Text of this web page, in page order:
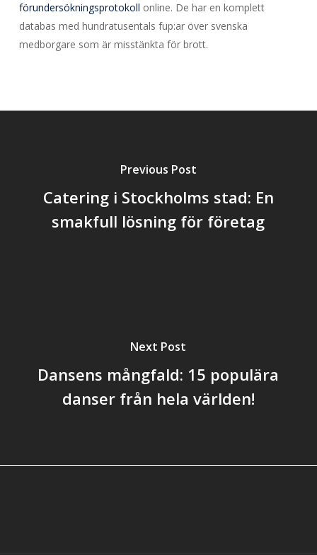
förundersökningsprotokoll online. De har en komplett
databas med hundratusentals fup:ar över svenska
medborgare som är misstänkta för brott.
Previous Post
Catering i Stockholms stad: En
smakfull lösning för företag
Next Post
Dansens mångfald: 15 populära
danser från hela världen!